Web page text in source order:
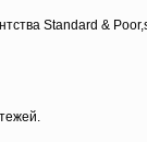
Standard &